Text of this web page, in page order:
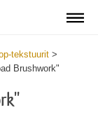
tekstuurit >
Brushwork"